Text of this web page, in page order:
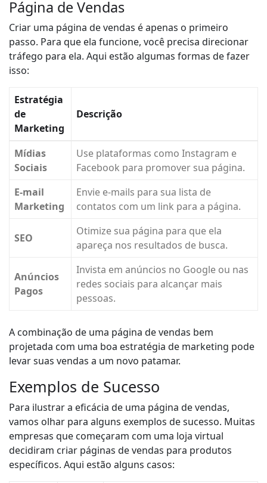
Página de Vendas
Criar uma página de vendas é apenas o primeiro
passo. Para que ela funcione, você precisa direcionar
tráfego para ela. Aqui estão algumas formas de fazer
isso:
Estratégia
de
Marketing
Descrição
Mídias
Sociais
Use plataformas como Instagram e
Facebook para promover sua página.
E-mail
Marketing
Envie e-mails para sua lista de
contatos com um link para a página.
SEO
Otimize sua página para que ela
apareça nos resultados de busca.
Anúncios
Pagos
Invista em anúncios no Google ou nas
redes sociais para alcançar mais
pessoas.
A combinação de uma página de vendas bem
projetada com uma boa estratégia de marketing pode
levar suas vendas a um novo patamar.
Exemplos de Sucesso
Para ilustrar a eficácia de uma página de vendas,
vamos olhar para alguns exemplos de sucesso. Muitas
empresas que começaram com uma loja virtual
decidiram criar páginas de vendas para produtos
específicos. Aqui estão alguns casos: